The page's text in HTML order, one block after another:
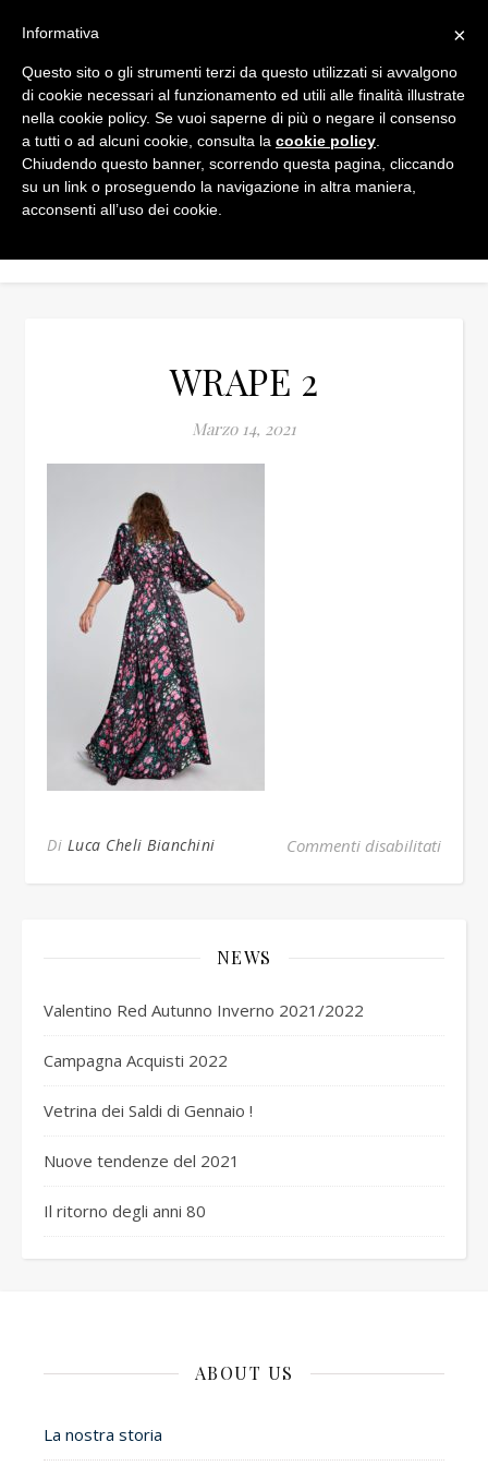
WRAPE 2
Marzo 14, 2021
Di Luca Cheli Bianchini Commenti disabilitatisu
NEWS
Valentino Red Autunno Inverno 2021/2022
Campagna Acquisti 2022
Vetrina dei Saldi di Gennaio !
Nuove tendenze del 2021
Il ritorno degli anni 80
ABOUT US
La nostra storia
×
Informativa
Questo sito o gli strumenti terzi da questo utilizzati si avvalgono
di cookie necessari al funzionamento ed utili alle finalità illustrate
nella cookie policy. Se vuoi saperne di più o negare il consenso
a tutti o ad alcuni cookie, consulta la cookie policy
Chiudendo questo banner, scorrendo questa pagina, cliccando
su un link o proseguendo la navigazione in altra maniera,
acconsenti all’uso dei cookie.